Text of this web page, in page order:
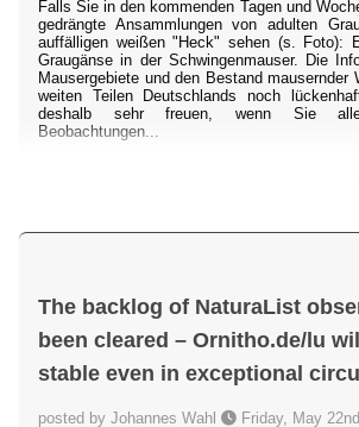
Falls Sie in den kommenden Tagen und
gedrängte Ansammlungen von adulten
auffälligen weißen "Heck" sehen (s. Foto):
Graugänse in der Schwingenmauser. Die
Mausergebiete und den Bestand mausernder
weiten Teilen Deutschlands noch
deshalb sehr freuen, wenn Sie alle
Beobachtungen...
The backlog of NaturaList
been cleared – Ornitho.de/lu
stable even in exceptional
posted by Johannes Wahl Friday, May